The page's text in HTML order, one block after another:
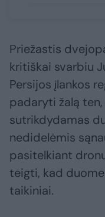
Priežastis
kritiškai svarbiu
Persijos įlankos
padaryti žalą
sutrikdydamas
nedidelėmis
pasitelkiant
teigti, kad
taikiniai.